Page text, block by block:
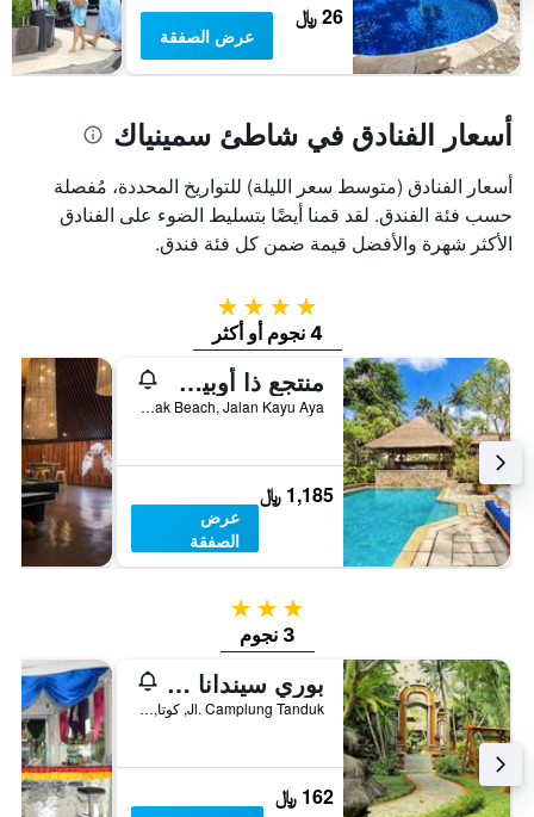
26 ﷼
عرض الصفقة
أسعار الفنادق في شاطئ سمينياك
أسعار الفنادق (متوسط سعر الليلة) للتواريخ المحددة، مُفصلة
حسب فئة الفندق. لقد قمنا أيضًا بتسليط الضوء على الفنادق
الأكثر شهرة والأفضل قيمة ضمن كل فئة فندق.
4 نجوم
4 نجوم أو أكثر
منتجع ذا أوبيروي بيتش، بالي
Seminyak Beach, Jalan Kayu Aya, كوتا, إندونيسيا
1,185 ﷼
عرض
الصفقة
3 نجوم
3 نجوم
بوري سيندانا ريزورت بالي
Jl. Camplung Tanduk, كوتا, إندونيسيا
162 ﷼